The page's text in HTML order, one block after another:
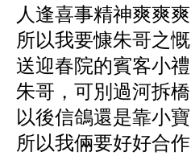
人逢喜事精神爽爽爽
所以我要慷朱哥之慨
送迎春院的賓客小禮
朱哥，可別過河拆橋
以後信鴿還是靠小寶
所以我倆要好好合作